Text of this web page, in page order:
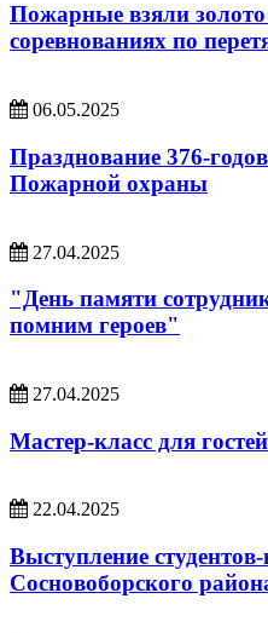
Пожарные взяли
соревнованиях по
06.05.2025
Празднование 376-
Пожарной охраны
27.04.2025
"День памяти
помним героев"
27.04.2025
Мастер-класс для
22.04.2025
Выступление
Сосновоборского